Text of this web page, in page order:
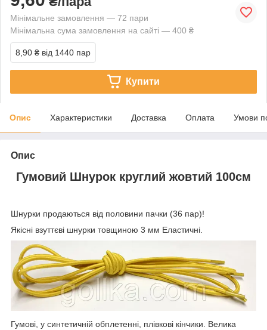
Мінімальне замовлення — 72 пари
Мінімальна сума замовлення на сайті — 400 ₴
8,90 ₴ від 1440 пар
Купити
Опис Характеристики Доставка Оплата Умови
Опис
Гумовий Шнурок круглий жовтий 100см
Шнурки продаються від половини пачки (36 пар)!
Якісні взуттєві шнурки товщиною 3 мм Еластичні.
Гумові, у синтетичній обплетенні, плівкові кінчики. Велика